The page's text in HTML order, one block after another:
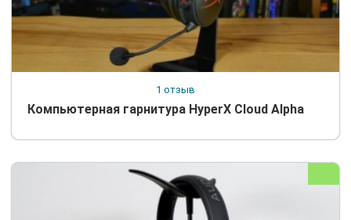
1 отзыв
Компьютерная гарнитура HyperX Cloud Alpha